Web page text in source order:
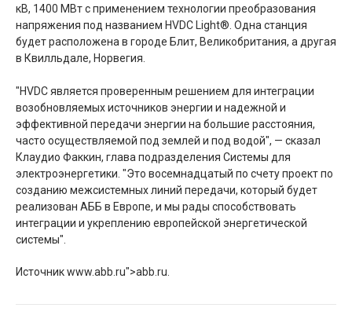
кВ, 1400 МВт с применением технологии преобразования
напряжения под названием HVDC Light®. Одна станция
будет расположена в городе Блит, Великобритания, а другая
в Квилльдале, Норвегия.
"HVDC является проверенным решением для интеграции
возобновляемых источников энергии и надежной и
эффективной передачи энергии на большие расстояния,
часто осуществляемой под землей и под водой", — сказал
Клаудио Факкин, глава подразделения Системы для
электроэнергетики. "Это восемнадцатый по счету проект по
созданию межсистемных линий передачи, который будет
реализован АББ в Европе, и мы рады способствовать
интеграции и укреплению европейской энергетической
системы".
Источникwww.abb.ru">abb.ru.